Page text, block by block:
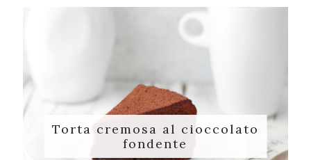
Torta cremosa al cioccolato
fondente